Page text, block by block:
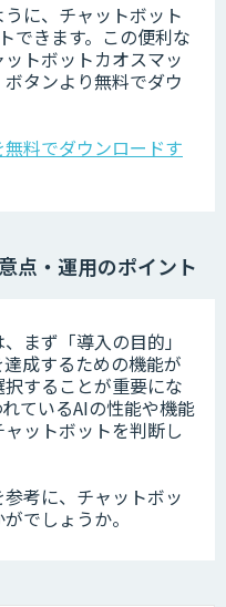
に、チャットボット
できます。この便利な
トボットカオスマッ
タンより無料でダウ
料でダウンロードす
点・運用のポイント
まず「導入の目的」
成するための機能が
することが重要にな
ているAIの性能や機能
ットボットを判断し
考に、チャットボッ
でしょうか。